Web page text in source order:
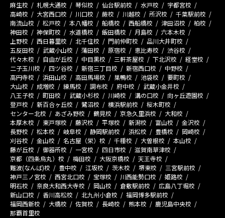
麻生校 札幌大通校 琴似校 仙台駅前校 水戸校
宇都宮校
高崎校
大宮西口校 川口校 蕨校 川越校 所沢校
千葉駅前校
南流山校
松戸校 本八幡校 船橋校 西船橋校 津田沼校
柏校
神田校
神保町校 水道橋校 飯田橋校 月島校
六本木校
上野校
西日暮里校 北千住校 門前仲町校
品川大井町校
五反田校
武蔵小山校 蒲田校 原宿校 恵比寿校
渋谷校
代々木校
自由が丘校 中目黒校 三軒茶屋校 下北沢校
経堂校
二子玉川校
四ツ谷校 新宿三丁目校 新宿西口校
中野校
高円寺校
浜田山校 高田馬場校 巣鴨校 池袋校
要町校
大山校
成増校 練馬校 調布校 府中校
武蔵小金井校
八王子校
町田校 武蔵小杉校 川崎校 溝の口校
向ヶ丘遊園校
登戸校
新百合ヶ丘校 鷺沼校 横浜駅前校
桜木町校
センター北校
あざみ野校 鶴見校 京急久里浜校
大和校
本厚木校
東戸塚校 藤沢校 平塚校 新潟校 富山校
金沢校
長野校
松本校 岐阜校 静岡駅前校 浜松校 豊橋校
岡崎校
刈谷校
金山校 名古屋（栄）校 千種校 大曽根校
本山校
藤が丘校
御器所校 一宮校 四日市校
滋賀南草津校
京都（四条烏丸）校
梅田校 大阪京橋校
天王寺校
難波(なんば)校
豊中校 江坂校 茨木校 堺東校
三宮駅前校
神戸三ノ宮校
西宮北口校 宝塚校 川西能勢口校
姫路校
明石校
奈良大和西大寺校 岡山校 倉敷駅前校
広島八丁堀校
新山口校
香川高松校 北九州小倉校
福岡博多駅前校
福岡西新校
大橋校 佐賀校 長崎校 熊本校
鹿児島中央校
那覇首里校